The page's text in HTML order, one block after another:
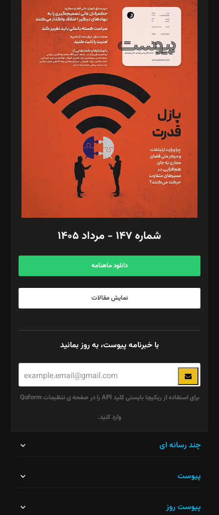
سردبیر: مهرک محمودی
دبیر تحریریه: میثم قاسمی
د‌بیر ناداستان: سمانه سمیع
د‌بیر خدمت و تجارت: ابوالفضل رجبی
د‌بیر حقوق فناوری: حسام‌الدین ایپکچی
د‌بیر پیوست جهان: مینا پاکدل
د‌بیر تحریریه آنلاین: بابک نقاش
تحریریه‌: مجتبی محمود‌ی، آرش برهمند، یسنا امان‌پور، سروش کرمیان،
مصطفی مسجدی آرانی، ابوالفضل رجبی، زهرا فکرانه، فائزه فتحی
رستمی،مصطفی باستان
ویرایش: نگار استاد‌‌آقا
طراح یونیفرم: مجید توکلی
فیلمبرداری و عکاسی: امیر شفیعی، مانی لطفی زاده
گرافیک و صفحه‌آرایی: سید‌سبحان‌علی ثابت
مد‌یر توسعه تجاری: کامبیز برید‌
امور مالی: شاپور رهبری، محمد‌ کاظمی‌نیا
آگهی و مشترکین: ۰۹۱۹۹۹۹۰۴۵۴
شماره ۱۴۷ - مرداد ۱۴۰۵
دانلود ماهنامه
نمایش مقالات
با خبرنامه پیوست، به روز بمانید
برای استفاده از ریکپچا بایستی کلید API را در صفحه ی تنظیمات Quform
وارد کنید.
نباید
چند رسانه ای
پیوست
پیوست روز